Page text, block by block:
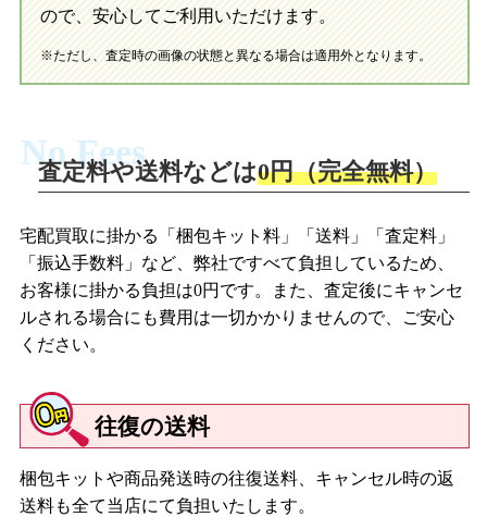
ので、安心してご利用いただけます。
※ただし、査定時の画像の状態と異なる場合は適用外となります。
No Fees
査定料や送料などは0円（完全無料）
宅配買取に掛かる「梱包キット料」「送料」「査定料」
「振込手数料」など、弊社ですべて負担しているため、
お客様に掛かる負担は0円です。また、査定後にキャンセ
ルされる場合にも費用は一切かかりませんので、ご安心
ください。
往復の送料
梱包キットや商品発送時の往復送料、キャンセル時の返
送料も全て当店にて負担いたします。